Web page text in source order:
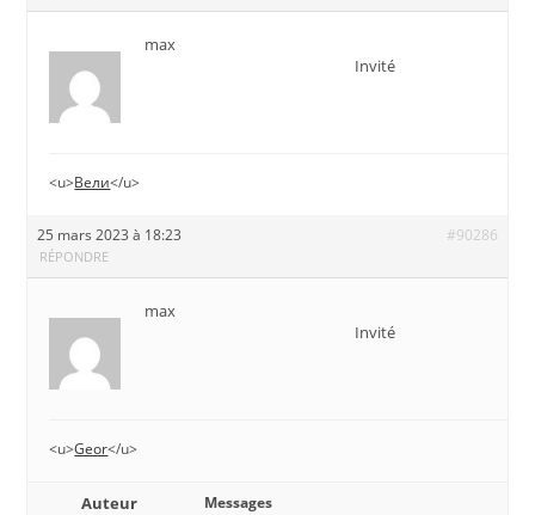
max
Invité
<u>Вели</u>
25 mars 2023 à 18:23 #90286
RÉPONDRE
max
Invité
<u>Geor</u>
Auteur
Messages